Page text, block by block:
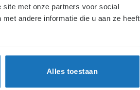
site met onze partners voor social
andere informatie die u aan ze heeft
Alles toestaan